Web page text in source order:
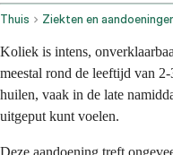
Thuis Ziekten en
Koliek is intens,
meestal rond de leeftijd van
huilen, vaak in de late
uitgeput kunt voelen.